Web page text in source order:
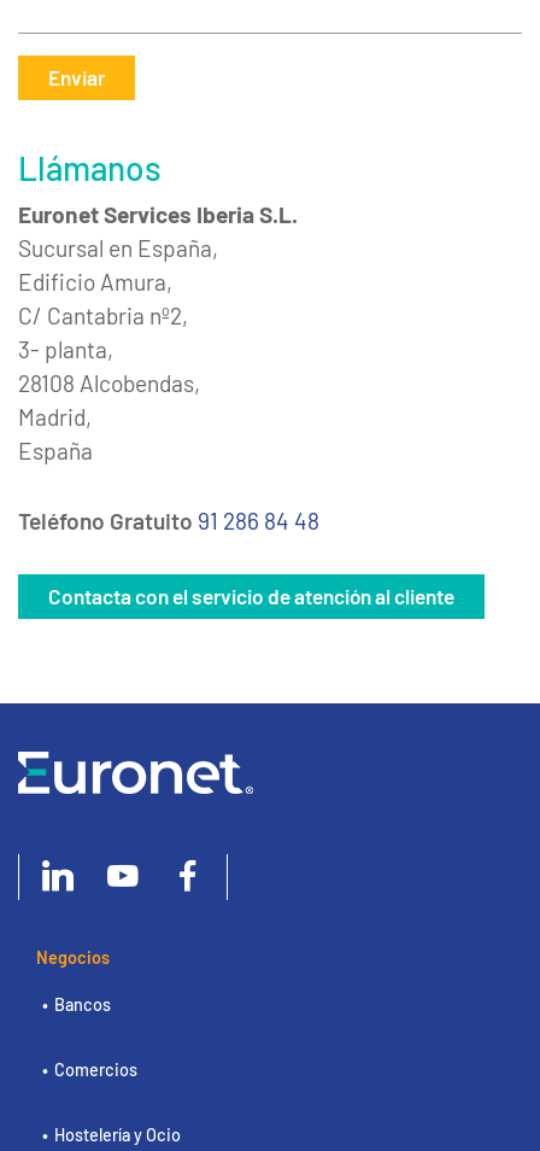
Enviar
Llámanos
Euronet Services Iberia S.L.
Sucursal en España,
Edificio Amura,
C/ Cantabria nº2,
3- planta,
28108 Alcobendas,
Madrid,
España
Teléfono Gratuito 91 286 84 48
Contacta con el servicio de atención al cliente
Negocios
Bancos
Comercios
Hostelería y Ocio